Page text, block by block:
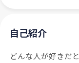
自己紹介
どんな人が好きだと